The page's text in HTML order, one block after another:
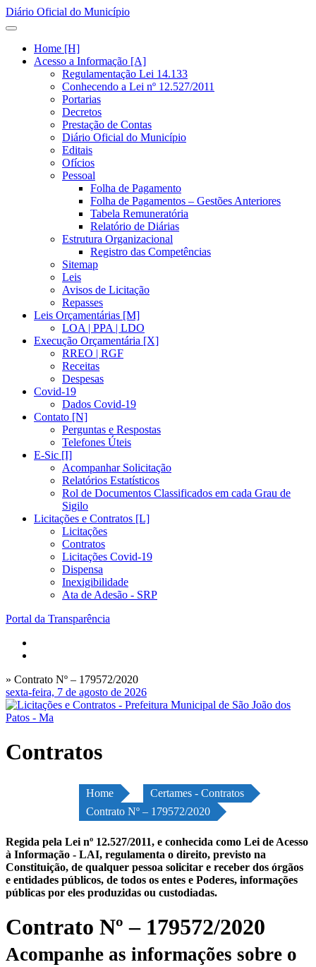
Diário Oficial do Município
Home [H]
Acesso a Informação [A]
Regulamentação Lei 14.133
Conhecendo a Lei nº 12.527/2011
Portarias
Decretos
Prestação de Contas
Diário Oficial do Município
Editais
Ofícios
Pessoal
Folha de Pagamento
Folha de Pagamentos – Gestões Anteriores
Tabela Remuneratória
Relatório de Diárias
Estrutura Organizacional
Registro das Competências
Sitemap
Leis
Avisos de Licitação
Repasses
Leis Orçamentárias [M]
LOA | PPA | LDO
Execução Orçamentária [X]
RREO | RGF
Receitas
Despesas
Covid-19
Dados Covid-19
Contato [N]
Perguntas e Respostas
Telefones Úteis
E-Sic [I]
Acompanhar Solicitação
Relatórios Estatísticos
Rol de Documentos Classificados em cada Grau de
Sigilo
Licitações e Contratos [L]
Licitações
Contratos
Licitações Covid-19
Dispensa
Inexigibilidade
Ata de Adesão - SRP
Portal da Transparência
» Contrato Nº – 179572/2020
sexta-feira, 7 de agosto de 2026
Contratos
Home
Certames - Contratos
Contrato Nº – 179572/2020
Regida pela Lei nº 12.527/2011, e conhecida como Lei de Acesso
à Informação - LAI, regulamenta o direito, previsto na
Constituição, de qualquer pessoa solicitar e receber dos órgãos
e entidades públicos, de todos os entes e Poderes, informações
públicas por eles produzidas ou custodiadas.
Contrato Nº – 179572/2020
Acompanhe as informações sobre o